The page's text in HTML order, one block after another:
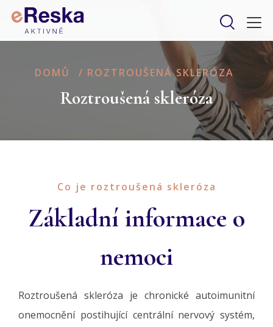
DOMŮ / ROZTROUŠENÁ SKLERÓZA
Roztroušená skleróza
Co je roztroušená skleróza
Základní informace o
nemoci
Roztroušená skleróza je chronické autoimunitní
onemocnění postihující centrální nervový systém,